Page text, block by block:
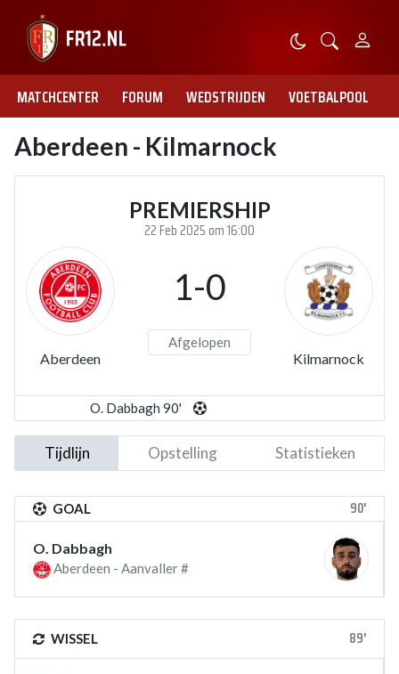
MATCHCENTER FORUM WEDSTRIJDEN VOETBALPOOL
Aberdeen - Kilmarnock
PREMIERSHIP
22 Feb 2025 om 16:00
Aberdeen
1-0
Afgelopen
Kilmarnock
O. Dabbagh 90'
Tijdlijn Opstelling Statistieken
GOAL 90'
O. Dabbagh
Aberdeen - Aanvaller #
WISSEL 89'